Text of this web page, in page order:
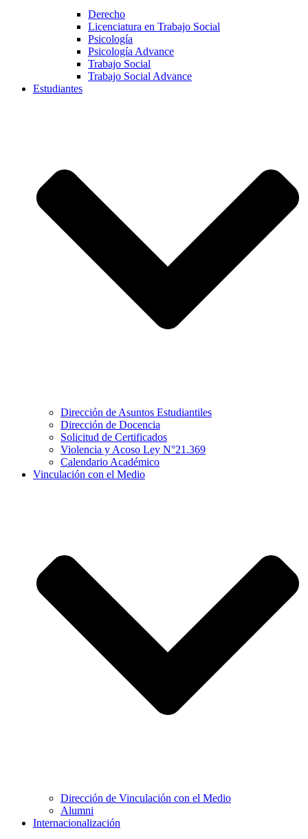
Derecho
Licenciatura en Trabajo Social
Psicología
Psicología Advance
Trabajo Social
Trabajo Social Advance
Estudiantes
Dirección de Asuntos Estudiantiles
Dirección de Docencia
Solicitud de Certificados
Violencia y Acoso Ley N°21.369
Calendario Académico
Vinculación con el Medio
Dirección de Vinculación con el Medio
Alumni
Internacionalización